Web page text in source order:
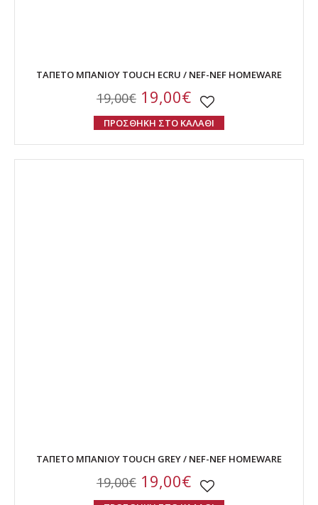
ΤΑΠΕΤΟ ΜΠΑΝΙΟΥ TOUCH ECRU / NEF-NEF HOMEWARE
19,00€ 19,00€
ΠΡΟΣΘΗΚΗ ΣΤΟ ΚΑΛΑΘΙ
ΤΑΠΕΤΟ ΜΠΑΝΙΟΥ TOUCH GREY / NEF-NEF HOMEWARE
19,00€ 19,00€